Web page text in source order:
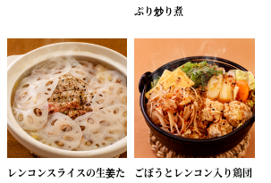
ぷり炒り煮
レンコンスライスの生姜た
ごぼうとレンコン入り鶏団